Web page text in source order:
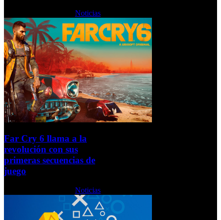
Noticias
Far Cry 6 llama a la
revolución con sus
primeras secuencias de
juego
Noticias